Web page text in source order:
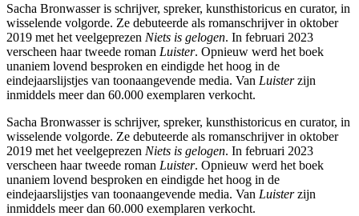
Sacha Bronwasser is schrijver, spreker, kunsthistoricus en curator, in
wisselende volgorde. Ze debuteerde als romanschrijver in oktober
2019 met het veelgeprezen Niets is gelogen. In februari 2023
verscheen haar tweede roman Luister. Opnieuw werd het boek
unaniem lovend besproken en eindigde het hoog in de
eindejaarslijstjes van toonaangevende media. Van Luisterzijn
inmiddels meer dan 60.000 exemplaren verkocht.
Sacha Bronwasser is schrijver, spreker, kunsthistoricus en curator, in
wisselende volgorde. Ze debuteerde als romanschrijver in oktober
2019 met het veelgeprezen Niets is gelogen. In februari 2023
verscheen haar tweede roman Luister. Opnieuw werd het boek
unaniem lovend besproken en eindigde het hoog in de
eindejaarslijstjes van toonaangevende media. Van Luisterzijn
inmiddels meer dan 60.000 exemplaren verkocht.